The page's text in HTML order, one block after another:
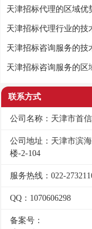
天津招标代理的区域优
天津招标代理行业的技
天津招标咨询服务的技
天津招标咨询服务的区
联系方式
公司名称：天津市首
公司地址：天津市滨
楼-2-104
服务热线：022-
QQ：1070606298
备案号：